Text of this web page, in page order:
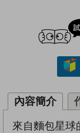
內容簡介
來自麵包星球